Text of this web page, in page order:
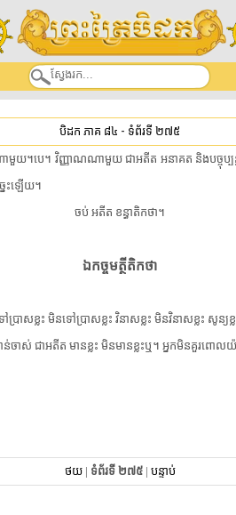
បិដក ភាគ ៨៤ - ទំព័រទី ២៧៥
។បេ។ វិញ្ញាណ​ណាមួយ ជា​អតីត អនាគត និង​បច្ចុប្បន្ន
េះ​ឡើយ។
ចប់ អតីត ខន្ធា​តិក​ថា។
ឯក​ច្ច​មត្ថី​តិក​ថា
រាស​ខ្លះ មិនទៅ​ប្រាស​ខ្លះ វិនាស​ខ្លះ មិន​វិនាស​ខ្លះ សូន្
ាស់ ជា​អតីត មាន​ខ្លះ មិន​មាន​ខ្លះ​ឬ។ អ្នក​មិន​គួរ​ពោល​យ៉
ថយ| ទំព័រទី ២៧៥| បន្ទាប់